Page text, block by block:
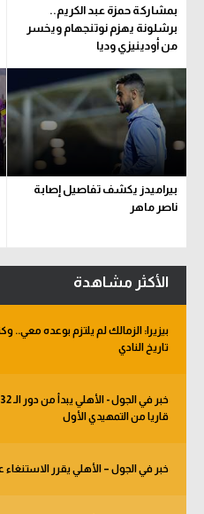
بمشاركة حمزة عبد الكريم..
برشلونة يهزم نوتنجهام ويخسر
من أودينيزي وديا
بيراميدز يكشف تفاصيل إصابة
ناصر ماهر
الأكثر مشاهدة
بيزيرا: الزمالك لم يلتزم بوعده
تاريخ النادي
قاريا من التمهيدي الأول
خبر في الجول – الأهلي يقرر